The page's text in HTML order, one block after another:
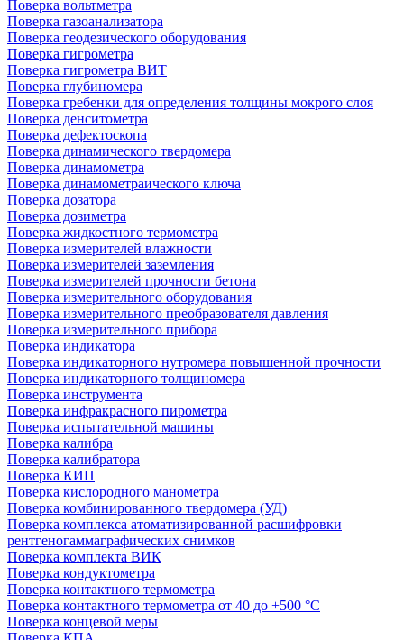
Поверка вольтметра
Поверка газоанализатора
Поверка геодезического оборудования
Поверка гигрометра
Поверка гигрометра ВИТ
Поверка глубиномера
Поверка гребенки для определения толщины мокрого слоя
Поверка денситометра
Поверка дефектоскопа
Поверка динамического твердомера
Поверка динамометра
Поверка динамометраического ключа
Поверка дозатора
Поверка дозиметра
Поверка жидкостного термометра
Поверка измерителей влажности
Поверка измерителей заземления
Поверка измерителей прочности бетона
Поверка измерительного оборудования
Поверка измерительного преобразователя давления
Поверка измерительного прибора
Поверка индикатора
Поверка индикаторного нутромера повышенной прочности
Поверка индикаторного толщиномера
Поверка инструмента
Поверка инфракрасного пирометра
Поверка испытательной машины
Поверка калибра
Поверка калибратора
Поверка КИП
Поверка кислородного манометра
Поверка комбинированного твердомера (УД)
Поверка комплекса атоматизированной расшифровки
рентгеногаммаграфических снимков
Поверка комплекта ВИК
Поверка кондуктометра
Поверка контактного термометра
Поверка контактного термометра от 40 до +500 °С
Поверка концевой меры